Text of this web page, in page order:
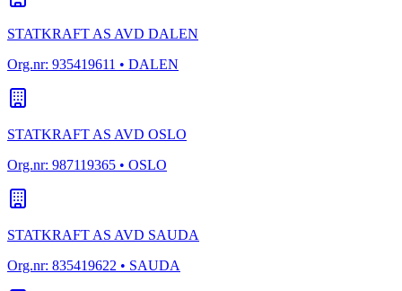
STATKRAFT AS AVD DALEN
Org.nr: 935419611 • DALEN
STATKRAFT AS AVD OSLO
Org.nr: 987119365 • OSLO
STATKRAFT AS AVD SAUDA
Org.nr: 835419622 • SAUDA